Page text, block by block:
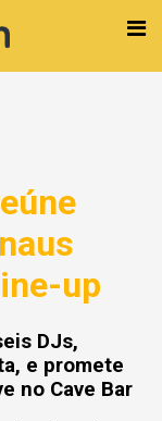
up
DJs,
e promete
no Cave Bar